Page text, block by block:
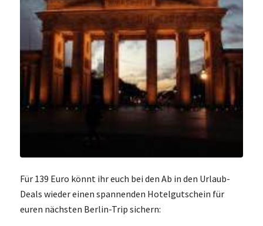
Für 139 Euro könnt ihr euch bei den Ab in den Urlaub-
Deals wieder einen spannenden Hotelgutschein für
euren nächsten Berlin-Trip sichern: